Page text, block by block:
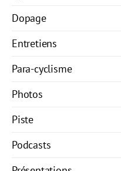
Dopage
Entretiens
Para-cyclisme
Photos
Piste
Podcasts